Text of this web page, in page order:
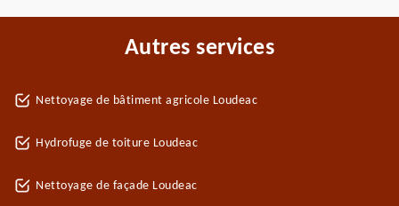
Autres services
Nettoyage de bâtiment agricole Loudeac
Hydrofuge de toiture Loudeac
Nettoyage de façade Loudeac